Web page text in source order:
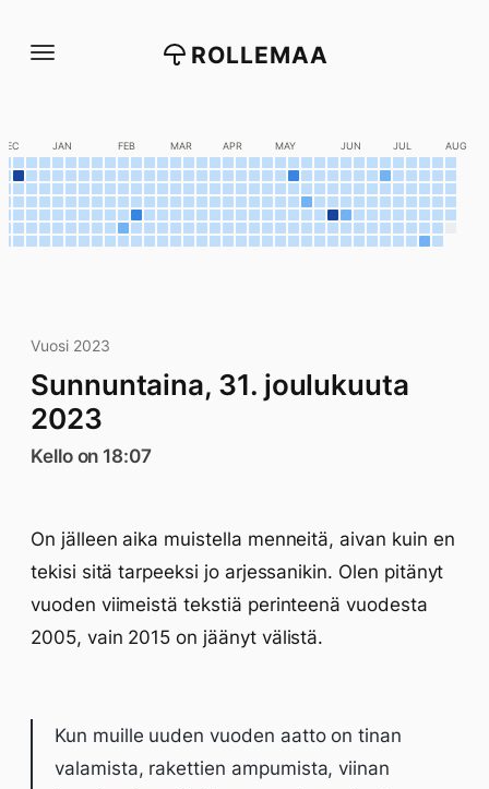
suoraan
ROLLEMAA
DEC JAN FEB MAR APR MAY JUN JUL AUG
Vuosi 2023
Sunnuntaina, 31. joulukuuta
2023
Kello on 18:07
On jälleen aika muistella menneitä, aivan kuin en
tekisi sitä tarpeeksi jo arjessanikin. Olen pitänyt
vuoden viimeistä tekstiä perinteenä vuodesta
2005, vain 2015 on jäänyt välistä.
Kun muille uuden vuoden aatto on tinan
valamista, rakettien ampumista, viinan